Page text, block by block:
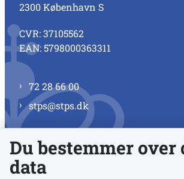
2300 København S
CVR: 37105562
EAN: 5798000363311
72 28 66 00
stps@stps.dk
Se alle kontaktnumre
Du bestemmer over
data